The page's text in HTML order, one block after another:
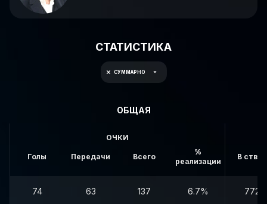
СТАТИСТИКА
СУММАРНО
ОБЩАЯ
ОЧКИ
Голы Передачи Всего
%
реализации
В створ
74 63 137 6.7% 772